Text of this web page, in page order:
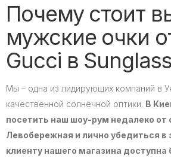
Почему стоит
мужские очки
Gucci в
Мы – одна из лидирующих компаний в
качественной солнечной оптики. В
посетить наш шоу-рум недалеко от
Левобережная и лично убедиться
клиенту нашего магазина доступна